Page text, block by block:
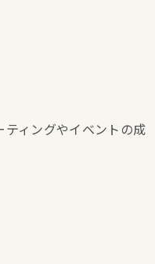
ィングやイベントの成